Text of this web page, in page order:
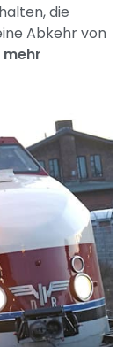
die
Abkehr von
mehr